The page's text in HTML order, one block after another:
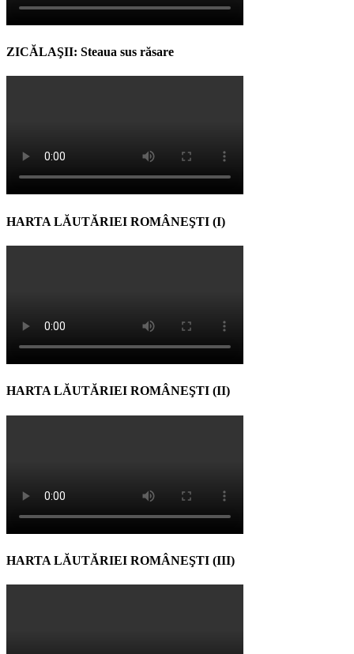
ZICĂLAŞII: Steaua sus răsare
HARTA LĂUTĂRIEI ROMÂNEŞTI (I)
HARTA LĂUTĂRIEI ROMÂNEŞTI (II)
HARTA LĂUTĂRIEI ROMÂNEŞTI (III)